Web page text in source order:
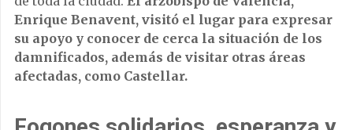
Enrique Benavent, visitó el lugar para expresar
su apoyo y conocer de cerca la situación de los
damnificados, además de visitar otras áreas
afectadas, como Castellar.